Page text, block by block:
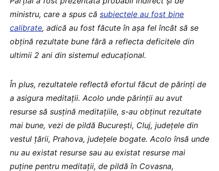
ministru, care a spus că subiectele au fost bine
calibrate, adică au fost făcute în așa fel încât să se
obțină rezultate bune fără a reflecta deficitele din
ultimii 2 ani din sistemul educațional.
În plus, rezultatele reflectă efortul făcut de părinți de
a asigura meditații. Acolo unde părinții au avut
resurse să susțină meditațiile, s-au obținut rezultate
mai bune, vezi de pildă București, Cluj, județele din
vestul țării, Prahova, județele bogate. Acolo însă unde
nu au existat resurse sau au existat resurse mai
puține pentru meditații, de pildă în Covasna,